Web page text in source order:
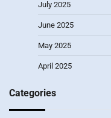
July 2025
June 2025
May 2025
April 2025
Categories